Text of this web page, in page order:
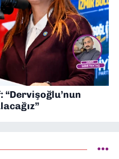
“Dervişoğlu’nun